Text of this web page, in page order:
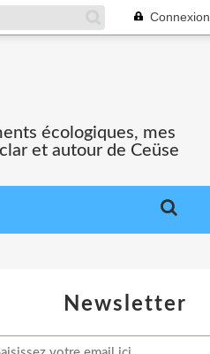
Connexion
écologiques, mes
et autour de Ceüse
Newsletter